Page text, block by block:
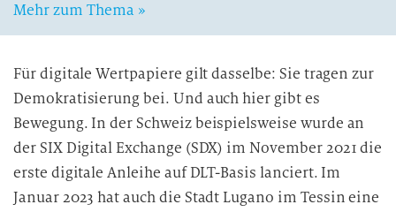
Mehr zum Thema »
Für digitale Wertpapiere gilt dasselbe: Sie tragen zur
Demokratisierung bei. Und auch hier gibt es
Bewegung. In der Schweiz beispielsweise wurde an
der SIX Digital Exchange (SDX) im November 2021 die
erste digitale Anleihe auf DLT-Basis lanciert. Im
Januar 2023 hat auch die Stadt Lugano im Tessin eine